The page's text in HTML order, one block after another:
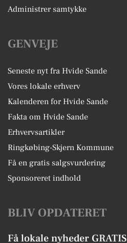
Administrer samtykke
GENVEJE
Seneste nyt fra Hvide Sande
Vores lokale erhverv
Kalenderen for Hvide Sande
Fakta om Hvide Sande
Erhvervsartikler
Ringkøbing-Skjern Kommune
Få en gratis salgsvurdering
Sponsoreret indhold
BLIV OPDATERET
Få lokale nyheder GRATIS